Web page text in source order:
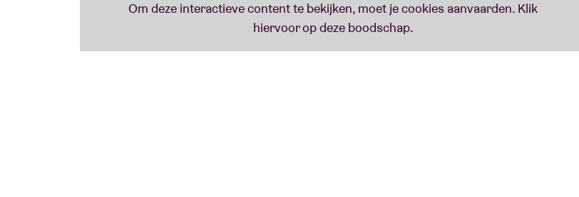
Een gedeelde passie voor vrije muziek en dans werd ontdekt en de twee besloten meer te
gaan samenspelen. Sindsdien speelden samen met de Nederlandse gitaarmanipulator Terrie